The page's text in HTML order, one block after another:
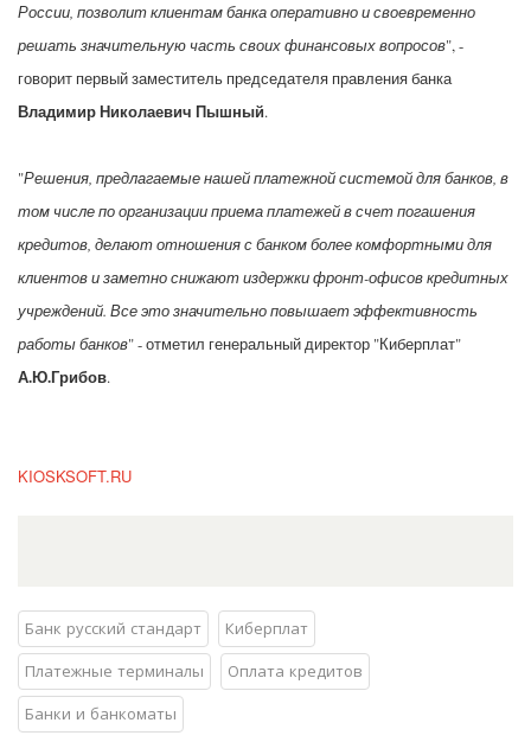
России, позволит клиентам банка оперативно и своевременно
решать значительную часть своих финансовых вопросов", -
говорит первый заместитель председателя правления банка
Владимир Николаевич Пышный.
"Решения, предлагаемые нашей платежной системой для банков, в
том числе по организации приема платежей в счет погашения
кредитов, делают отношения с банком более комфортными для
клиентов и заметно снижают издержки фронт-офисов кредитных
учреждений. Все это значительно повышает эффективность
работы банков" - отметил генеральный директор "Киберплат"
А.Ю.Грибов.
KIOSKSOFT.RU
Банк русский стандарт
Киберплат
Платежные терминалы
Оплата кредитов
Банки и банкоматы